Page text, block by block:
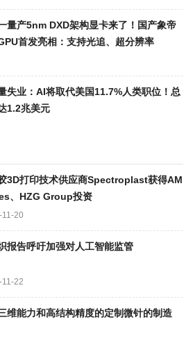
量产5nm DXD架构显卡来了！国产象帝
首发亮相：支持光追、超分辨率
失业：AI将取代美国11.7%人类职位！总
1.2兆美元
3D打印技术供应商Spectroplast获得AM
、HZG Group投资
20
报告呼吁加强对人工智能监管
22
维能力和高结构精度的定制微针的制造